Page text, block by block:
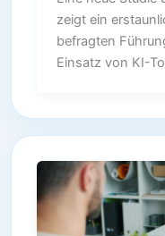
zeigt ein
befragten
Einsatz von KI-